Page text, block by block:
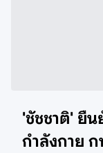
'ชัชชาติ' ยื
กำลังกาย